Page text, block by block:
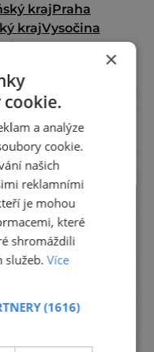
krajPraha
krajVysočina
×
a analýze
cookie.
našich
reklamními
je mohou
které
shromáždili
služeb.Více
(1616)